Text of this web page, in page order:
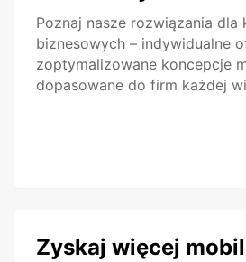
Poznaj nasze rozwiązania dla
biznesowych – indywidualne
zoptymalizowane koncepcje
dopasowane do firm każdej
Zyskaj więcej